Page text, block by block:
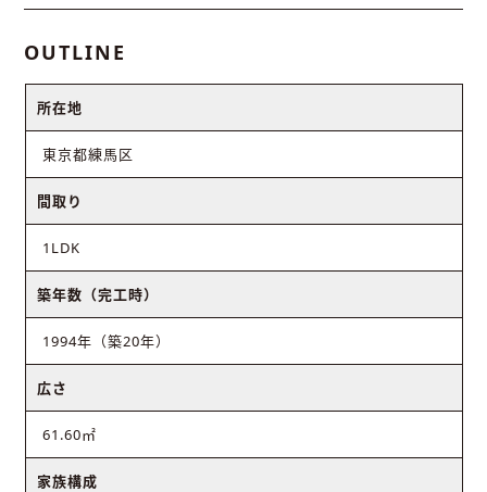
OUTLINE
所在地
東京都練馬区
間取り
1LDK
築年数（完工時）
1994年（築20年）
広さ
61.60㎡
家族構成